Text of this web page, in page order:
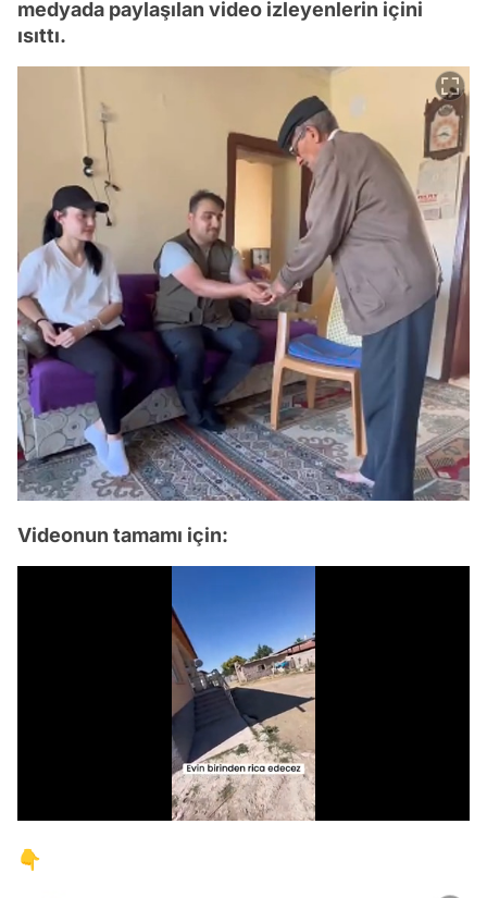
medyada paylaşılan video izleyenlerin içini
ısıttı.
Videonun tamamı için:
👇